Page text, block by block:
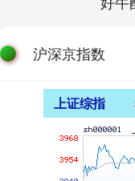
沪深京指数
上证综指